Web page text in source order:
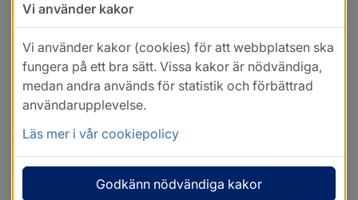
Vi använder kakor
Vi använder kakor (cookies) för att webbplatsen ska
fungera på ett bra sätt. Vissa kakor är nödvändiga,
medan andra används för statistik och förbättrad
användarupplevelse.
Läs mer i vår cookiepolicy
Godkänn nödvändiga kakor